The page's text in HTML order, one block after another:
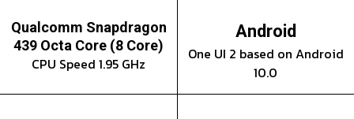
Qualcomm Snapdragon
439 Octa Core (8 Core)
CPU Speed 1.95 GHz
Android
One UI 2 based on Android
10.0